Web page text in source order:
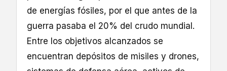
de energías fósiles, por el que antes de la
guerra pasaba el 20% del crudo mundial.
Entre los objetivos alcanzados se
encuentran depósitos de misiles y drones,